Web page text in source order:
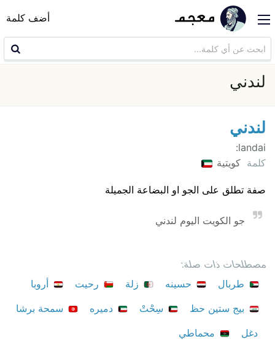
أضف كلمة
لندني
لندني
landai:
كلمة كويتية
صفة تطلق على الجو او البضاعة الجميلة
جو الكويت اليوم لندني
مصطلحات ذات صلة:
طربال
حسينه زلة رحيت
أروبا
بيج ستين حظ
سِحْتْ دميره
سمحة برشا
دغل
محماطي